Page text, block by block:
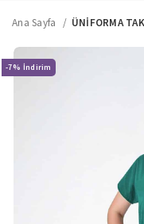
Ana Sayfa ÜNİFORMA
-7%